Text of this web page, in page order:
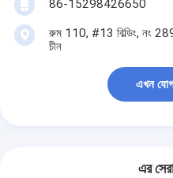
86-15298426650
রুম 110, #13 বিল্ডিং, নং 289
চীন
এখন
এর